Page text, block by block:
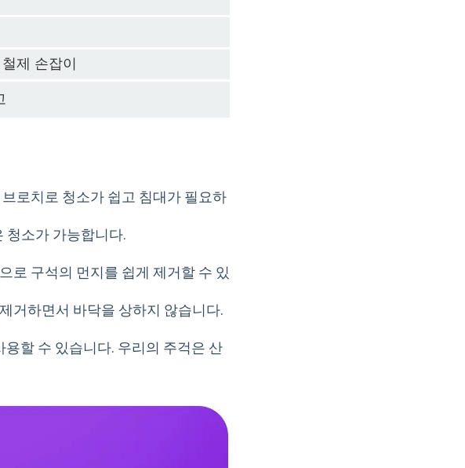
제 손잡이
로치로 청소가 쉽고 침대가 필요하
청소가 가능합니다.
로 구석의 먼지를 쉽게 제거할 수 있
거하면서 바닥을 상하지 않습니다.
용할 수 있습니다. 우리의 주걱은 산